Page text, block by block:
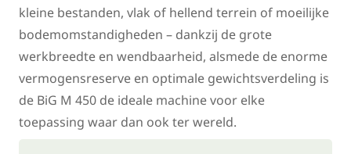
kleine bestanden, vlak of hellend terrein of moeilijke
bodemomstandigheden – dankzij de grote
werkbreedte en wendbaarheid, alsmede de enorme
vermogensreserve en optimale gewichtsverdeling is
de BiG M 450 de ideale machine voor elke
toepassing waar dan ook ter wereld.